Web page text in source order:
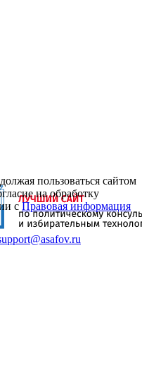
пользоваться сайтом
на обработку
сПравовая информация